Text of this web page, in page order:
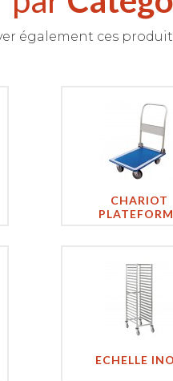
également ces
CHARIOT
ECHELLE